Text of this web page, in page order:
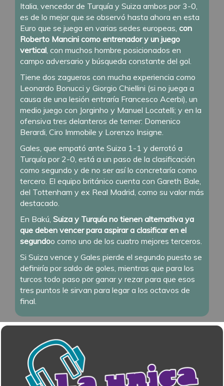
Italia, vencedor de Turquía y Suiza ambos por 3-0
es de lo mejor que se observó hasta ahora en esta
Euro que se juega en varias sedes europeas, con
Roberto Mancini como entrenador y un juego
vertical , con muchos hombre posicionados en
campo adversario y búsqueda constante del gol.
Tiene dos zagueros con mucha experiencia como
Leonardo Bonucci y Giorgio Chiellini (si no juega a
causa de una lesión entraría Francesco Acerbi), un
medio juego con Jorginho y Manuel Locatelli; y en la
ofensiva tres delanteros de temer: Domenico
Berardi, Ciro Immobile y Lorenzo Insigne.
Gales, que empató ante Suiza 1-1 y derrotó a
Turquía por 2-0, está a un paso de la clasificación
como segundo y de no ser así lo concretaría como
tercero. El equipo británico cuenta con Gareth Bale,
del Tottenham y ex Real Madrid, como su valor más
destacado.
En Bakú, Suiza y Turquía no tienen alternativa ya
que deben vencer para aspirar a clasificar en el
segundoo como uno de los cuatro mejores terceros.
Si Suiza vence y Gales pierde el segundo puesto se
definiría por saldo de goles, mientras que para los
turcos todo paso por ganar y rezar para que esos
tres puntos le sirvan para legar a los octavos de
final.